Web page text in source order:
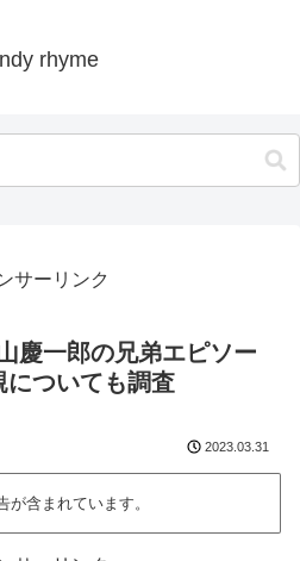
rhyme
サーリンク
慶一郎の兄弟エピソー
についても調査
2023.03.31
が含まれています。